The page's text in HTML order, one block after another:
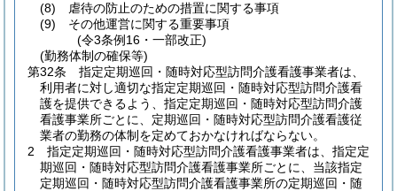
(8)
虐待の防止のための措置に関する事項
(9)
その他運営に関する重要事項
(令3条例16・一部改正)
(勤務体制の確保等)
第32条
指定定期巡回・随時対応型訪問介護看護事業者は、
利用者に対し適切な指定定期巡回・随時対応型訪問介護看
護を提供できるよう、指定定期巡回・随時対応型訪問介護
看護事業所ごとに、定期巡回・随時対応型訪問介護看護従
業者の勤務の体制を定めておかなければならない。
2
指定定期巡回・随時対応型訪問介護看護事業者は、指定定
期巡回・随時対応型訪問介護看護事業所ごとに、当該指定
定期巡回・随時対応型訪問介護看護事業所の定期巡回・随